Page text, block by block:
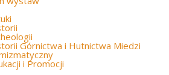
Górnictwa i Hutnictwa Miedzi
i Promocji